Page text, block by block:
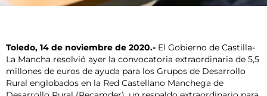
Toledo, 14 de noviembre de 2020.- El Gobierno de Castilla-
La Mancha resolvió ayer la convocatoria extraordinaria de 5,5
millones de euros de ayuda para los Grupos de Desarrollo
Rural englobados en la Red Castellano Manchega de